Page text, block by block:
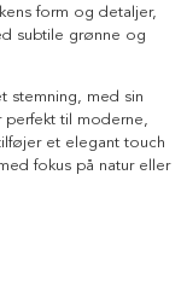
form og detaljer,
subtile grønne og
stemning, med sin
til moderne,
et elegant touch
fokus på natur eller